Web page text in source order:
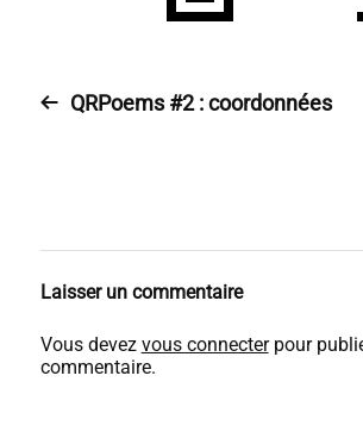
QRPoems #2 : coordonnées
Laisser un commentaire
Vous devez vous connecterpour
commentaire.